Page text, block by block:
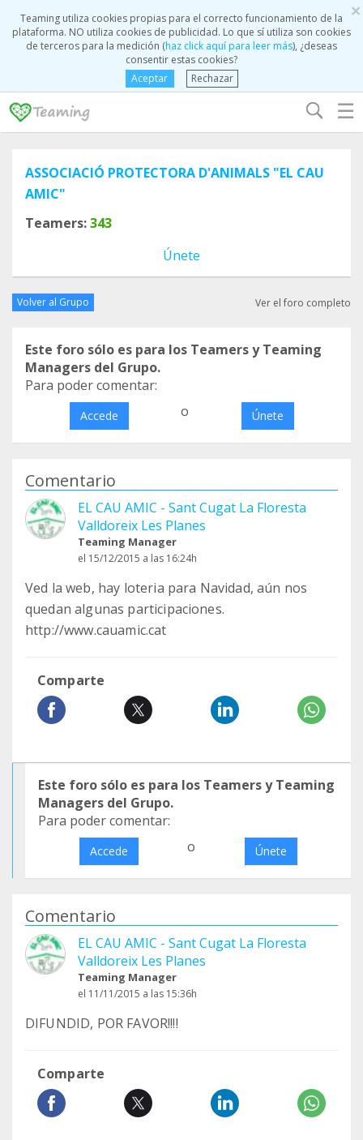
×
Teaming utiliza cookies propias para el correcto funcionamiento de la
plataforma. NO utiliza cookies de publicidad. Lo que sí utiliza son cookies
de terceros para la medición (haz click aquí para leer más), ¿deseas
consentir estas cookies?
Aceptar
Rechazar
☰
ASSOCIACIÓ PROTECTORA D'ANIMALS "EL CAU
AMIC"
Teamers:343
Únete
Volver al Grupo Ver el foro completo
Este foro sólo es para los Teamers y Teaming
Managers del Grupo.
Para poder comentar:
Accede o Únete
Comentario
EL CAU AMIC - Sant Cugat La Floresta
Valldoreix Les Planes
Teaming Manager
el 15/12/2015 a las 16:24h
Ved la web, hay loteria para Navidad, aún nos
quedan algunas participaciones.
http://www.cauamic.cat
Comparte
Este foro sólo es para los Teamers y Teaming
Managers del Grupo.
Para poder comentar:
Accede o Únete
Comentario
EL CAU AMIC - Sant Cugat La Floresta
Valldoreix Les Planes
Teaming Manager
el 11/11/2015 a las 15:36h
DIFUNDID, POR FAVOR!!!!
Comparte